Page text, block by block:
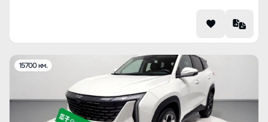
15700 км.